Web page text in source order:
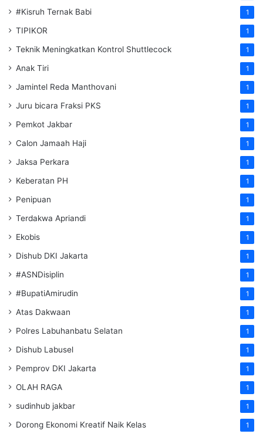
#Kisruh Ternak Babi 1
TIPIKOR 1
Teknik Meningkatkan Kontrol Shuttlecock 1
Anak Tiri 1
Jamintel Reda Manthovani 1
Juru bicara Fraksi PKS 1
Pemkot Jakbar 1
Calon Jamaah Haji 1
Jaksa Perkara 1
Keberatan PH 1
Penipuan 1
Terdakwa Apriandi 1
Ekobis 1
Dishub DKI Jakarta 1
#ASNDisiplin 1
#BupatiAmirudin 1
Atas Dakwaan 1
Polres Labuhanbatu Selatan 1
Dishub Labusel 1
Pemprov DKI Jakarta 1
OLAH RAGA 1
sudinhub jakbar 1
Dorong Ekonomi Kreatif Naik Kelas 1